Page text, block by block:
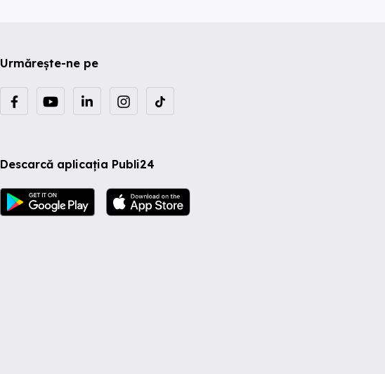
Urmărește-ne pe
Descarcă aplicația Publi24